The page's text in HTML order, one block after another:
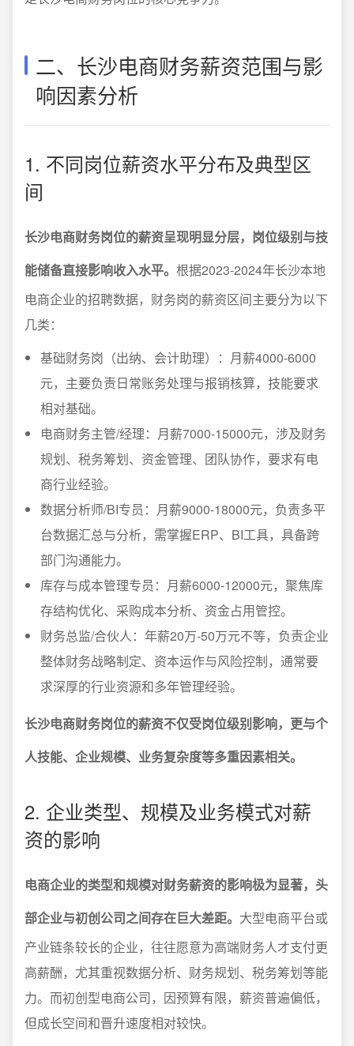
二、长沙电商财务薪资范围与影
响因素分析
1. 不同岗位薪资水平分布及典型区
间
长沙电商财务岗位的薪资呈现明显分层，岗位级别与技
能储备直接影响收入水平。 根据2023-2024年长沙本地
电商企业的招聘数据，财务岗的薪资区间主要分为以下
几类：
基础财务岗（出纳、会计助理）：月薪4000-6000
元，主要负责日常账务处理与报销核算，技能要求
相对基础。
电商财务主管/经理：月薪7000-15000元，涉及财务
规划、税务筹划、资金管理、团队协作，要求有电
商行业经验。
数据分析师/BI专员：月薪9000-18000元，负责多平
台数据汇总与分析，需掌握ERP、BI工具，具备跨
部门沟通能力。
库存与成本管理专员：月薪6000-12000元，聚焦库
存结构优化、采购成本分析、资金占用管控。
财务总监/合伙人：年薪20万-50万元不等，负责企业
整体财务战略制定、资本运作与风险控制，通常要
求深厚的行业资源和多年管理经验。
长沙电商财务岗位的薪资不仅受岗位级别影响，更与个
人技能、企业规模、业务复杂度等多重因素相关。
2. 企业类型、规模及业务模式对薪
资的影响
电商企业的类型和规模对财务薪资的影响极为显著，头
部企业与初创公司之间存在巨大差距。 大型电商平台或
产业链条较长的企业，往往愿意为高端财务人才支付更
高薪酬，尤其重视数据分析、财务规划、税务筹划等能
力。而初创型电商公司，因预算有限，薪资普遍偏低，
但成长空间和晋升速度相对较快。